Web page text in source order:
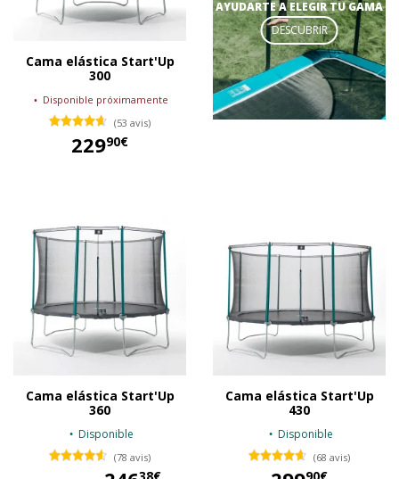
Cama elástica Start'Up
300
Disponible próximamente
(53 avis)
22990€
AYUDARTE A ELEGIR TU GAMA
DESCUBRIR
Cama elástica Start'Up
360
Disponible
(78 avis)
Cama elástica Start'Up
430
Disponible
(68 avis)